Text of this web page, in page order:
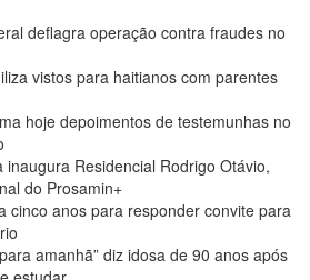
deflagra operação contra fraudes no
vistos para haitianos com parentes
hoje depoimentos de testemunhas no
inaugura Residencial Rodrigo Otávio,
do Prosamin+
cinco anos para responder convite para
amanhã” diz idosa de 90 anos após